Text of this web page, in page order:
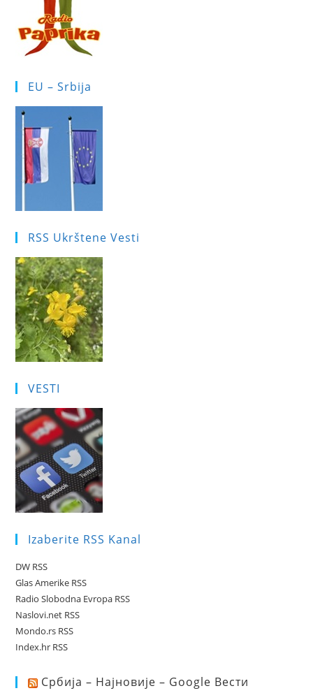
EU – Srbija
RSS Ukrštene Vesti
VESTI
Izaberite RSS Kanal
DW RSS
Glas Amerike RSS
Radio Slobodna Evropa RSS
Naslovi.net RSS
Mondo.rs RSS
Index.hr RSS
Србија – Најновије – Google Вести